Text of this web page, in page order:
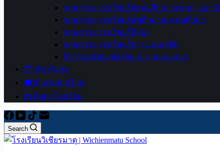
กลุ่มสาระการเรียนรู้สังคมศึกษา ศาสนา และ
กลุ่มสาระการเรียนรู้สุขศึกษาและพลศึกษา
กลุ่มสาระการเรียนรู้ศิลปะ
กลุ่มสาระการเรียนรู้การงานอาชีพ
กิจกรรมพัฒนาผู้เรียน & งานแนะแนว
🗂️ สำหรับครู
🎓สำหรับนักเรียน
📨 ติดต่อโรงเรียน
Search